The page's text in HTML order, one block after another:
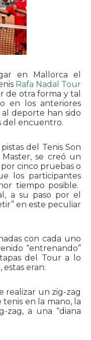
en Mallorca el
Rafa Nadal Tour
de otra forma y tal
en los anteriores
deporte han sido
del encuentro.
del Tenis Son
se creó un
cinco pruebas o
los participantes
tiempo posible.
a su paso por el
en este peculiar
con cada uno
“entrenando”
del Tour a lo
eran:
realizar un zig-zag
en la mano, la
zag, a una “diana